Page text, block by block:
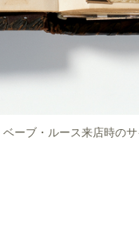
ベーブ・ルース来店時の